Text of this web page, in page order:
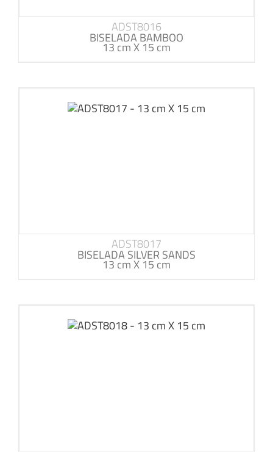
ADST8016
BISELADA BAMBOO
13 cm X 15 cm
ADST8017
BISELADA SILVER SANDS
13 cm X 15 cm